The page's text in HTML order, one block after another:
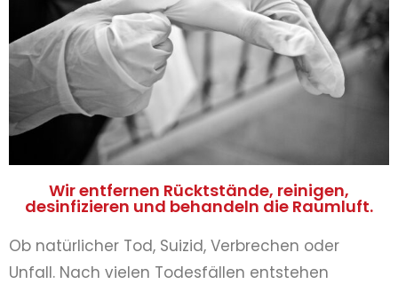
Wir entfernen Rücktstände, reinigen,
desinfizieren und behandeln die Raumluft.
Ob natürlicher Tod, Suizid, Verbrechen oder
Unfall. Nach vielen Todesfällen entstehen